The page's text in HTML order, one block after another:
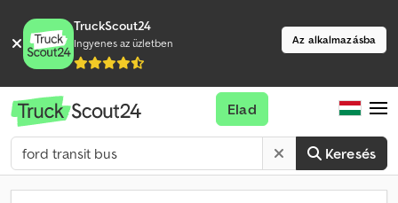
TruckScout24
Ingyenes az üzletben Az alkalmazásba
Keresés
Elad